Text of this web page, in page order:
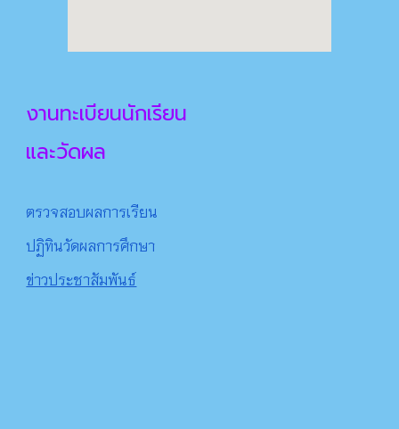
งานทะเบียนนักเรียน
และวัดผล
ตรวจสอบผลการเรียน
ปฏิทินวัดผลการศึกษา
ข่าวประชาสัมพันธ์